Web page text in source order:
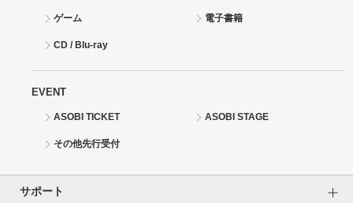
ゲーム 電子書籍
CD / Blu-ray
EVENT
ASOBI TICKET ASOBI STAGE
その他先行受付
サポート